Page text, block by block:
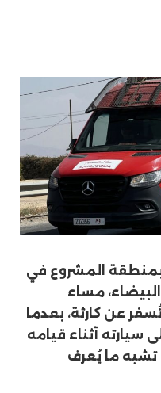
بمنطقة المشروع في
مساء
تُسفر عن كارثة، بعدما
أثناء قيامه
تشبه ما يُعرف